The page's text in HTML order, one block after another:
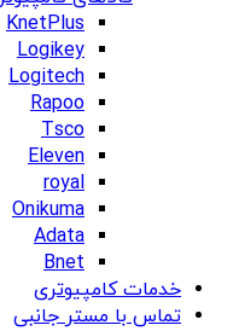
KnetPlus
Logikey
Logitech
Rapoo
Tsco
Eleven
royal
Onikuma
Adata
Bnet
خدمات کامپیوتری
تماس با مستر جانبی